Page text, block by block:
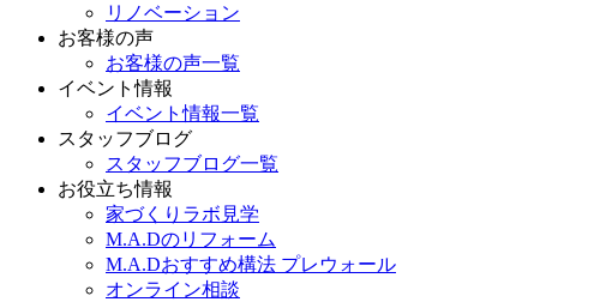
リノベーション
お客様の声
お客様の声一覧
イベント情報
イベント情報一覧
スタッフブログ
スタッフブログ一覧
お役立ち情報
家づくりラボ見学
M.A.Dのリフォーム
M.A.Dおすすめ構法 プレウォール
オンライン相談